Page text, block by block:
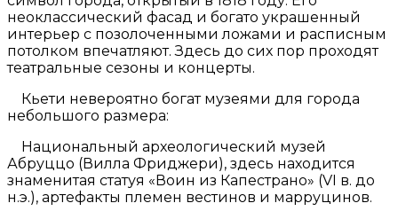
неоклассический фасад и богато украшенный
интерьер с позолоченными ложами и расписным
потолком впечатляют. Здесь до сих пор проходят
театральные сезоны и концерты.
Кьети невероятно богат музеями для города
небольшого размера:
Национальный археологический музей
Абруццо (Вилла Фриджери), здесь находится
знаменитая статуя «Воин из Капестрано» (VI в. до
н.э.), артефакты племен вестинов и марруцинов.